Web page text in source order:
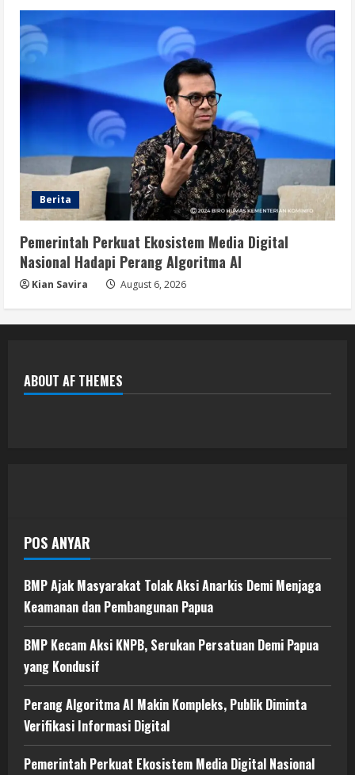
Berita
Pemerintah Perkuat Ekosistem Media Digital
Nasional Hadapi Perang Algoritma AI
Kian Savira August 6, 2026
ABOUT AF THEMES
POS ANYAR
BMP Ajak Masyarakat Tolak Aksi Anarkis Demi Menjaga
Keamanan dan Pembangunan Papua
BMP Kecam Aksi KNPB, Serukan Persatuan Demi Papua
yang Kondusif
Perang Algoritma AI Makin Kompleks, Publik Diminta
Verifikasi Informasi Digital
Pemerintah Perkuat Ekosistem Media Digital Nasional